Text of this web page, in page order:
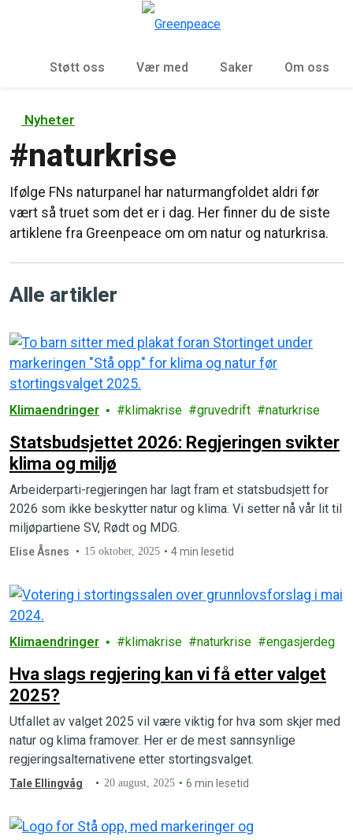
Støtt oss Vær med Saker Om oss
Nyheter
#naturkrise
Ifølge FNs naturpanel har naturmangfoldet aldri før
vært så truet som det er i dag. Her finner du de siste
artiklene fra Greenpeace om om natur og naturkrisa.
Alle artikler
Klimaendringer klimakrise gruvedrift naturkrise
Statsbudsjettet 2026: Regjeringen svikter
klima og miljø
Arbeiderparti-regjeringen har lagt fram et statsbudsjett for
2026 som ikke beskytter natur og klima. Vi setter nå vår lit til
miljøpartiene SV, Rødt og MDG.
Elise Åsnes 15 oktober, 2025 4 min lesetid
Klimaendringer klimakrise naturkrise engasjerdeg
Hva slags regjering kan vi få etter valget
2025?
Utfallet av valget 2025 vil være viktig for hva som skjer med
natur og klima framover. Her er de mest sannsynlige
regjeringsalternativene etter stortingsvalget.
Tale Ellingvåg 20 august, 2025 6 min lesetid